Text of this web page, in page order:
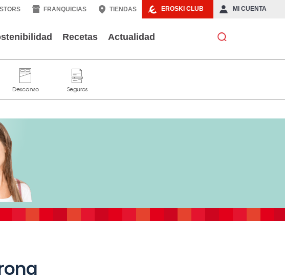
EROSKI CLUB MI CUENTA
FRANQUICIAS TIENDAS
Recetas Actualidad